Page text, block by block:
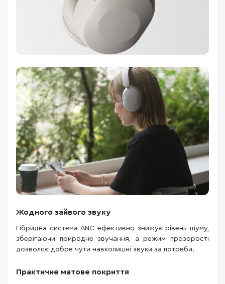
Жодного зайвого звуку
Гібридна система ANC ефективно знижує рівень шуму,
зберігаючи природне звучання, а режим прозорості
дозволяє добре чути навколишні звуки за потреби.
Практичне матове покриття